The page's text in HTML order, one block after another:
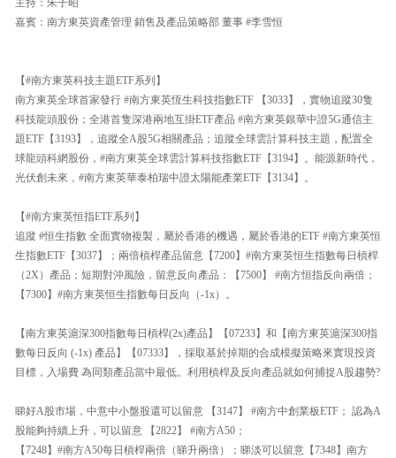
嘉賓：南方東英資產管理 銷售及產品策略部 董事 #李雪恒
【#南方東英科技主題ETF系列】
南方東英全球首家發行 #南方東英恆生科技指數ETF 【3033】，實物追蹤30隻
科技龍頭股份；全港首隻深港兩地互掛ETF產品 #南方東英銀華中證5G通信主
題ETF【3193】，追蹤全A股5G相關產品；追蹤全球雲計算科技主題，配置全
球龍頭科網股份，#南方東英全球雲計算科技指數ETF【3194】。能源新時代，
光伏創未來，#南方東英華泰柏瑞中證太陽能產業ETF【3134】。
【#南方東英恒指ETF系列】
追蹤 #恒生指數 全面實物複製，屬於香港的機遇，屬於香港的ETF #南方東英恒
生指數ETF【3037】；兩倍槓桿產品留意【7200】#南方東英恒生指數每日槓桿
（2X）產品；短期對沖風險，留意反向產品：【7500】 #南方恒指反向兩倍；
【7300】#南方東英恒生指數每日反向（-1x）。
【南方東英滬深300指數每日槓桿(2x)產品】【07233】和【南方東英滬深300指
數每日反向 (-1x) 產品】【07333】，採取基於掉期的合成模擬策略來實現投資
目標，入場費 為同類產品當中最低。利用槓桿及反向產品就如何捕捉A股趨勢?
睇好A股市場，中意中小盤股還可以留意 【3147】 #南方中創業板ETF； 認為A
股能夠持續上升，可以留意 【2822】 #南方A50；
【7248】#南方A50每日槓桿兩倍（睇升兩倍）；睇淡可以留意【7348】南方